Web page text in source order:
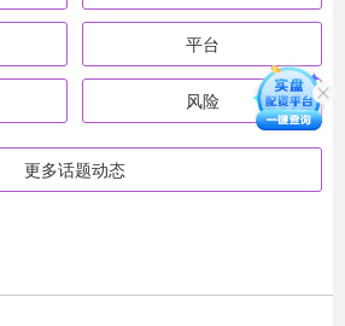
平台
风险
更多话题动态